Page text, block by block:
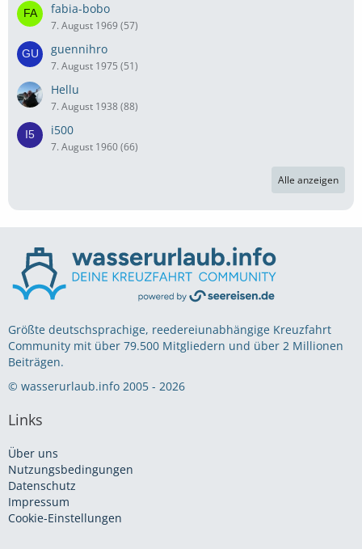
fabia-bobo
7. August 1969 (57)
guennihro
7. August 1975 (51)
Hellu
7. August 1938 (88)
i500
7. August 1960 (66)
Alle anzeigen
Größte deutschsprachige, reedereiunabhängige Kreuzfahrt
Community mit über 79.500 Mitgliedern und über 2 Millionen
Beiträgen.
© wasserurlaub.info 2005 - 2026
Links
Über uns
Nutzungsbedingungen
Datenschutz
Impressum
Cookie-Einstellungen